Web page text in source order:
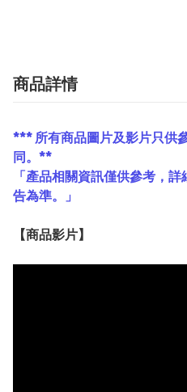
商品詳情
*** 所有商品圖片及影片只供
同。**
「產品相關資訊僅供參考，
告為準。」
【商品影片】